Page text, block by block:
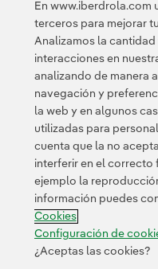
Puedes leer la noticia
Comunicación de
Contacta
Transparencia en el
Configuración de cookies
© 2026
En www.iberdrola.com
terceros para mejorar
Analizamos la
interacciones en
analizando de manera
navegación y
la web y en algunos
utilizadas para
cuenta que la no
interferir en el correcto
ejemplo la
información puedes
Cookies
Configuración de
¿Aceptas las cookies?